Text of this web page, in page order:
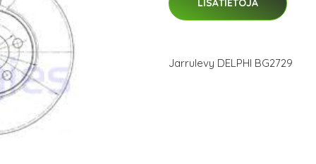
LISÄTIETOJA
Jarrulevy DELPHI BG2729